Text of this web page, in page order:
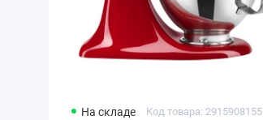
На складе Код товара: 2915908155